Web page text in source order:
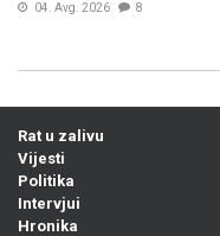
04. Avg. 2026 8
Rat u zalivu
Vijesti
Politika
Intervjui
Hronika